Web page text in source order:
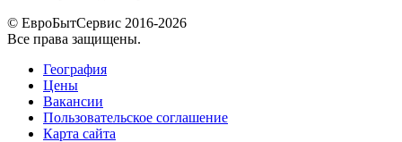
© ЕвроБытСервис 2016-2026
Все права защищены.
География
Цены
Вакансии
Пользовательское соглашение
Карта сайта